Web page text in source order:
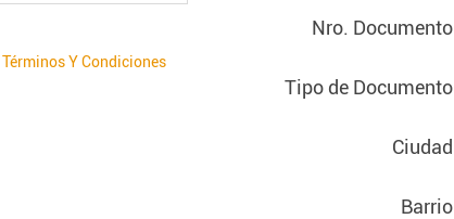
Términos Y Condiciones
Nro. Documento
Tipo de Documento
Ciudad
Barrio